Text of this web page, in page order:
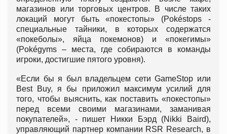
магазинов или торговых центров. В числе таких
локаций могут быть «покестопы» (Pokéstops -
специальные тайники, в которых содержатся
«покеболы», яйца покемонов) и «покегимы»
(Pokégyms – места, где собираются в команды
игроки, достигшие пятого уровня).
«Если бы я был владельцем сети GameStop или
Best Buy, я бы приложил максимум усилий для
того, чтобы выяснить, как поставить «покестопы»
перед всеми своими магазинами, заманивая
покупателей», - пишет Никки Бэрд (Nikki Baird),
управляющий партнер компании RSR Research, в